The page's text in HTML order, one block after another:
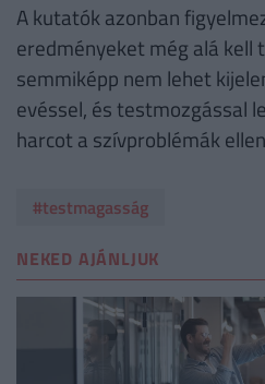
A kutatók azonban
eredményeket még alá kell
semmiképp nem lehet
evéssel, és testmozgással
harcot a szívproblémák
#testmagasság
NEKED AJÁNLJUK